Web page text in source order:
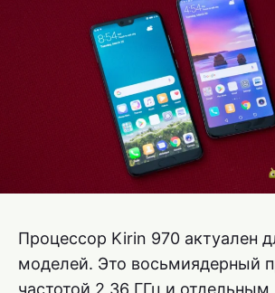
Процессор Kirin 970 актуален
моделей. Это восьмиядерный
частотой 2,36 ГГц и отдельным